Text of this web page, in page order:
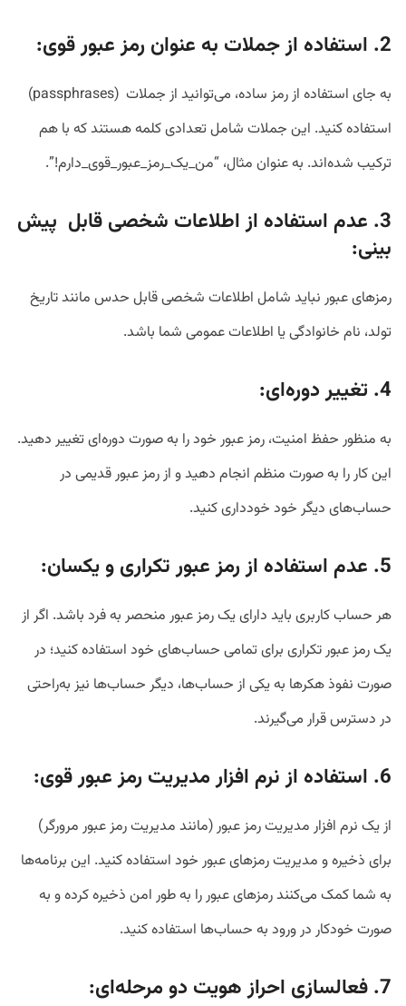
2. استفاده از جملات به عنوان رمز عبور قوی:
به جای استفاده از رمز ساده، می‌توانید از جملات (passphrases)
استفاده کنید. این جملات شامل تعدادی کلمه هستند که با هم
ترکیب شده‌اند. به عنوان مثال، “من_یک_رمز_عبور_قوی_دارم!”.
3. عدم استفاده از اطلاعات شخصی قابل پیش
بینی:
رمزهای عبور نباید شامل اطلاعات شخصی قابل حدس مانند تاریخ
تولد، نام خانوادگی یا اطلاعات عمومی شما باشد.
4. تغییر دوره‌ای:
به منظور حفظ امنیت، رمز عبور خود را به صورت دوره‌ای تغییر دهید.
این کار را به صورت منظم انجام دهید و از رمز عبور قدیمی در
حساب‌های دیگر خود خودداری کنید.
5. عدم استفاده از رمز عبور تکراری و یکسان:
هر حساب کاربری باید دارای یک رمز عبور منحصر به فرد باشد. اگر از
یک رمز عبور تکراری برای تمامی حساب‌های خود استفاده کنید؛ در
صورت نفوذ هکرها به یکی از حساب‌ها، دیگر حساب‌ها نیز به‌راحتی
در دسترس قرار می‌گیرند.
6. استفاده از نرم افزار مدیریت رمز عبور قوی:
از یک نرم افزار مدیریت رمز عبور (مانند مدیریت رمز عبور مرورگر)
برای ذخیره و مدیریت رمزهای عبور خود استفاده کنید. این برنامه‌ها
به شما کمک می‌کنند رمزهای عبور را به طور امن ذخیره کرده و به
صورت خودکار در ورود به حساب‌ها استفاده کنید.
7. فعالسازی احراز هویت دو مرحله‌ای: